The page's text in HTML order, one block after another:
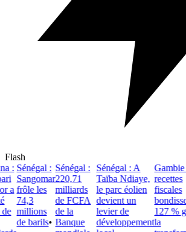
Flash
:
a
Sénégal :
Sangomar
frôle les
74,3
millions
de barils•
Sénégal :
220,71
milliards
de FCFA
de la
Banque
Sénégal : A
Taïba Ndiaye,
le parc éolien
devient un
levier de
développement
Gambie
recettes
fiscales
127 %
la